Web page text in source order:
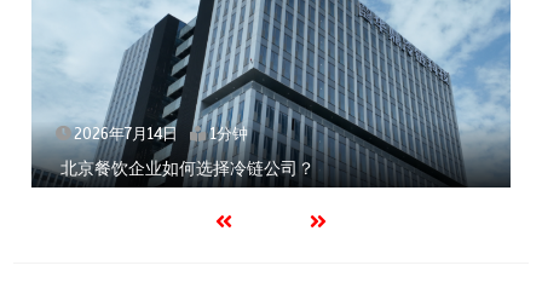
2026年7月14日 1分钟
北京餐饮企业如何选择冷链公司？